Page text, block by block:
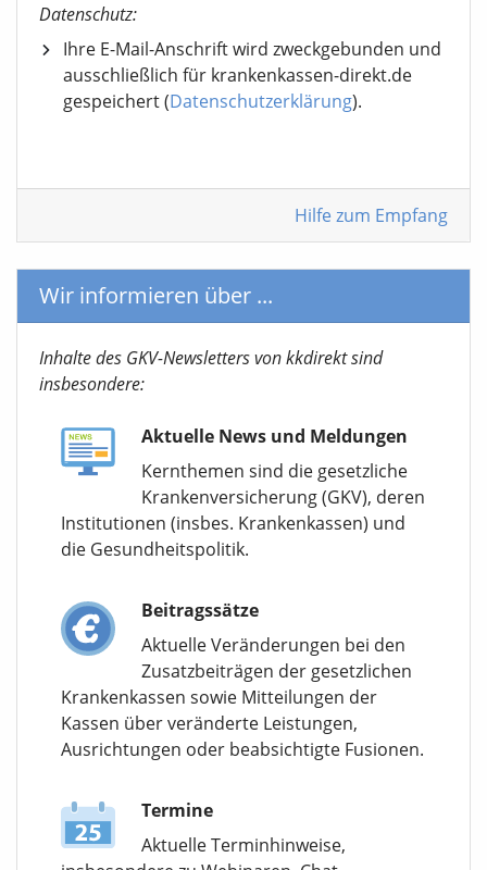
Datenschutz:
Ihre E-Mail-Anschrift wird zweckgebunden und
ausschließlich für krankenkassen-direkt.de
gespeichert (Datenschutzerklärung).
Hilfe zum Empfang
Wir informieren über ...
Inhalte des GKV-Newsletters von kkdirekt sind
insbesondere:
Aktuelle News und Meldungen
Kernthemen sind die gesetzliche
Krankenversicherung (GKV), deren
Institutionen (insbes. Krankenkassen) und
die Gesundheitspolitik.
Beitragssätze
Aktuelle Veränderungen bei den
Zusatzbeiträgen der gesetzlichen
Krankenkassen sowie Mitteilungen der
Kassen über veränderte Leistungen,
Ausrichtungen oder beabsichtigte Fusionen.
Termine
Aktuelle Terminhinweise,